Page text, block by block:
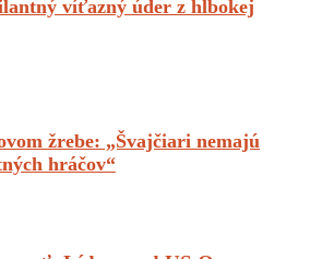
víťazný úder z hlbokej
žrebe: „Švajčiari nemajú
hráčov“